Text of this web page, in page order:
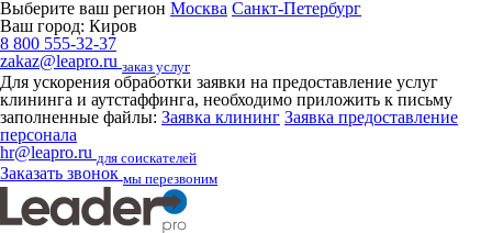
Выберите ваш регион Москва Санкт-Петербург
Ваш город: Киров
8 800 555-32-37
zakaz@leapro.ru заказ услуг
Для ускорения обработки заявки на предоставление услуг
клининга и аутстаффинга, необходимо приложить к письму
заполненные файлы: Заявка клининг Заявка предоставление
персонала
hr@leapro.ru для соискателей
Заказать звонок мы перезвоним